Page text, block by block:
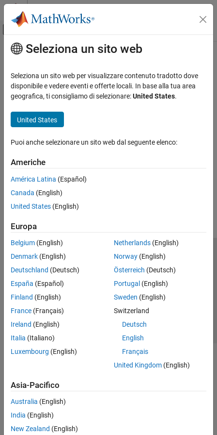
Vai al contenuto
Attiva/disattiva menu di navigazione
Pagina iniziale della documentazione
Contenuto principale
Seleziona un sito web
Seleziona un sito web per visualizzare contenuto tradotto dove
disponibile e vedere eventi e offerte locali. In base alla tua area
geografica, ti consigliamo di selezionare:United States.
United States
Puoi anche selezionare un sito web dal seguente elenco:
Americhe
América Latina (Español)
Canada (English)
United States (English)
Europa
Belgium (English)
Denmark (English)
Deutschland (Deutsch)
España (Español)
Finland (English)
France (Français)
Ireland (English)
Italia (Italiano)
Luxembourg (English)
Netherlands(English)
Norway(English)
Österreich (Deutsch)
Portugal (English)
Sweden (English)
Switzerland
Deutsch
English
Français
United Kingdom(English)
Asia-Pacifico
Australia (English)
India (English)
New Zealand (English)
Centro di fiducia
Informativa sulla privacy
Antipirateria
Stato dell'applicazione
Contatti
© 1994-2026 The MathWorks, Inc.